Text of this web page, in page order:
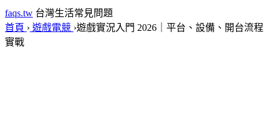
faqs.tw 台灣生活常見問題
首頁 › 遊戲電競 ›遊戲實況入門 2026｜平台、設備、開台流程
實戰